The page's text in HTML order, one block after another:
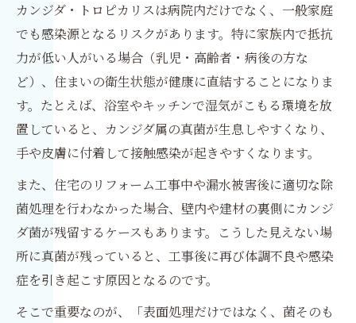
カンジダ・トロピカリスは病院内だけでなく、一般家庭
でも感染源となるリスクがあります。特に家族内で抵抗
力が低い人がいる場合（乳児・高齢者・病後の方な
ど）、住まいの衛生状態が健康に直結することになりま
す。たとえば、浴室やキッチンで湿気がこもる環境を放
置していると、カンジダ属の真菌が生息しやすくなり、
手や皮膚に付着して接触感染が起きやすくなります。
また、住宅のリフォーム工事中や漏水被害後に適切な除
菌処理を行わなかった場合、壁内や建材の裏側にカンジ
ダ菌が残留するケースもあります。こうした見えない場
所に真菌が残っていると、工事後に再び体調不良や感染
症を引き起こす原因となるのです。
そこで重要なのが、「表面処理だけではなく、菌そのも